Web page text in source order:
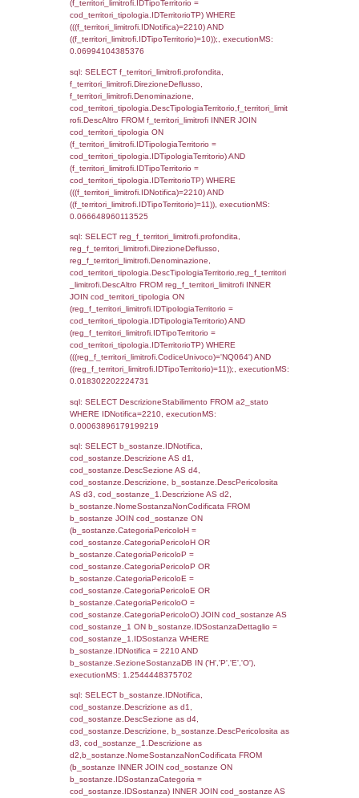
(reg_f_territori_limitrofi.IDTipologiaTerritorio =
cod_territori_tipologia.IDTipologiaTerritorio)
(reg_f_territori_limitrofi.IDTipoTerritorio =
0.020017147064209
sql: SELECT f_territori_limitrofi.Distanza,
f_territori_limitrofi.Direzione,
f_territori_limitrofi.Denominazione,
cod_territori_tipologia ON
(f_territori_limitrofi.IDTipologiaTerritorio =
cod_territori_tipologia.IDTipologiaTerritorio)
(f_territori_limitrofi.IDTipoTerritorio =
cod_territori_tipologia.IDTerritorioTP)
(((f_territori_limitrofi.IDNotifica)=2210) AND
((f_territori_limitrofi.IDTipoTerritorio)=6)),
0.070403099060059
sql: SELECT
reg_f_territori_limitrofi.Direzione,
reg_f_territori_limitrofi.Denominazione,
_limitrofi.DescAltro FROM
JOIN cod_territori_tipologia ON
(reg_f_territori_limitrofi.IDTipologiaTerritorio =
cod_territori_tipologia.IDTipologiaTerritorio)
(reg_f_territori_limitrofi.IDTipoTerritorio =
cod_territori_tipologia.IDTerritorioTP)
0.019551038742065
sql: SELECT f_territori_limitrofi.Distanza,
f_territori_limitrofi.Direzione,
f_territori_limitrofi.Denominazione,
rofi.DescAltro FROM f_territori_limitrofi
cod_territori_tipologia ON
(f_territori_limitrofi.IDTipologiaTerritorio =
cod_territori_tipologia.IDTipologiaTerritorio)